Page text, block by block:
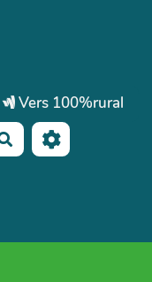
Vers 100%rural
Rechercher